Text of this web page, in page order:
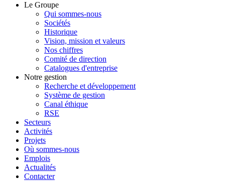
Le Groupe
Qui sommes-nous
Sociétés
Historique
Vision, mission et valeurs
Nos chiffres
Comité de direction
Catalogues d'entreprise
Notre gestion
Recherche et développement
Système de gestion
Canal éthique
RSE
Secteurs
Activités
Projets
Où sommes-nous
Emplois
Actualités
Contacter